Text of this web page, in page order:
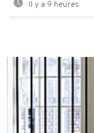
Il y a 9 heures